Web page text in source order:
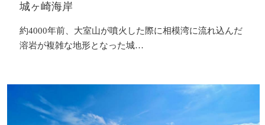
城ヶ崎海岸
約4000年前、大室山が噴火した際に相模湾に流れ込んだ
溶岩が複雑な地形となった城…